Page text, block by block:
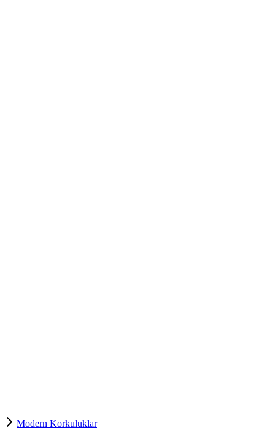
Modern Korkuluklar